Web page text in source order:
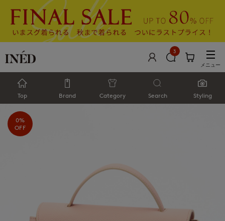
3
メニュー
Top Brand Category Search Styling
0%
OFF